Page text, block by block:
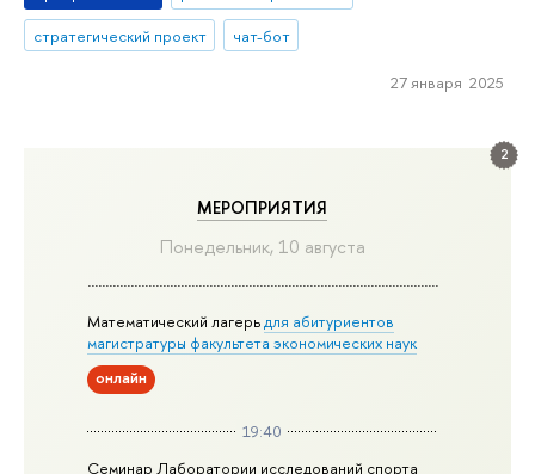
2
МЕРОПРИЯТИЯ
Понедельник, 10 августа
Математический лагерьдля абитуриентов
магистратуры факультета экономических наук
онлайн
19:40
Семинар Лаборатории исследований спорта
стратегический проект
чат-бот
27 января 2025